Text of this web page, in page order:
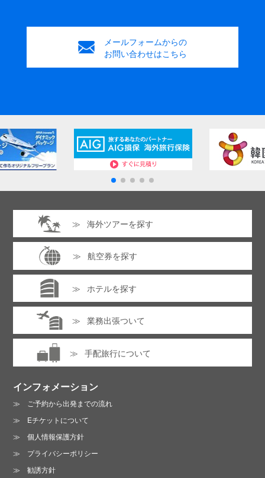
メールフォームからの
お問い合わせはこちら
海外ツアーを探す
航空券を探す
ホテルを探す
業務出張ついて
手配旅行について
インフォメーション
ご予約から出発までの流れ
Eチケットについて
個人情報保護方針
プライバシーポリシー
勧誘方針